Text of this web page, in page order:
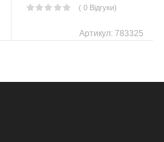
( 0 Відгуки)
Артикул: 783325